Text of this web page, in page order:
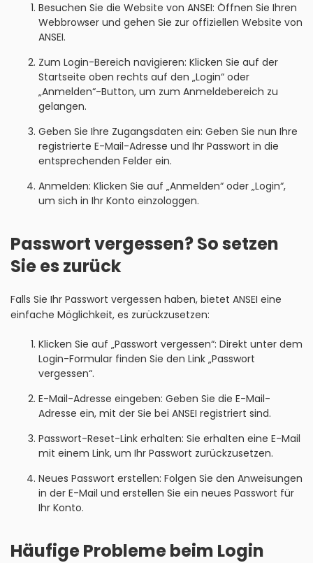
Besuchen Sie die Website von ANSEI: Öffnen Sie Ihren
Webbrowser und gehen Sie zur offiziellen Website von
ANSEI.
Zum Login-Bereich navigieren: Klicken Sie auf der
Startseite oben rechts auf den „Login“ oder
„Anmelden“-Button, um zum Anmeldebereich zu
gelangen.
Geben Sie Ihre Zugangsdaten ein: Geben Sie nun Ihre
registrierte E-Mail-Adresse und Ihr Passwort in die
entsprechenden Felder ein.
Anmelden: Klicken Sie auf „Anmelden“ oder „Login“,
um sich in Ihr Konto einzologgen.
Passwort vergessen? So setzen
Sie es zurück
Falls Sie Ihr Passwort vergessen haben, bietet ANSEI eine
einfache Möglichkeit, es zurückzusetzen:
Klicken Sie auf „Passwort vergessen“: Direkt unter dem
Login-Formular finden Sie den Link „Passwort
vergessen“.
E-Mail-Adresse eingeben: Geben Sie die E-Mail-
Adresse ein, mit der Sie bei ANSEI registriert sind.
Passwort-Reset-Link erhalten: Sie erhalten eine E-Mail
mit einem Link, um Ihr Passwort zurückzusetzen.
Neues Passwort erstellen: Folgen Sie den Anweisungen
in der E-Mail und erstellen Sie ein neues Passwort für
Ihr Konto.
Häufige Probleme beim Login